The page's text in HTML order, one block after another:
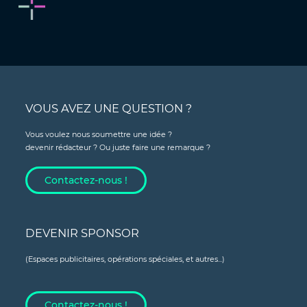
VOUS AVEZ UNE QUESTION ?
Vous voulez nous soumettre une idée ?
devenir rédacteur ? Ou juste faire une remarque ?
Contactez-nous !
DEVENIR SPONSOR
(Espaces publicitaires, opérations spéciales, et autres...)